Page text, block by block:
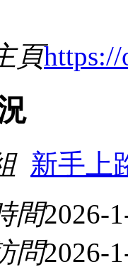
頁https://
新手上
間2026-
問2026-